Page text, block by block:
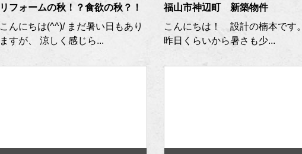
リフォームの秋！？食欲の秋？！
こんにちは(^^)/ まだ暑い日もあり
ますが、 涼しく感じら...
福山市神辺町 新築物件
こんにちは！ 設計の楠本です。
昨日くらいから暑さも少...